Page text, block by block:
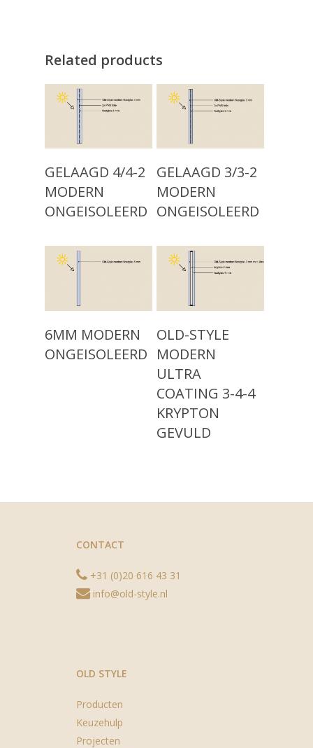
Related products
GELAAGD 4/4-2
MODERN
ONGEISOLEERD
GELAAGD 3/3-2
MODERN
ONGEISOLEERD
6MM MODERN
ONGEISOLEERD
OLD-STYLE
MODERN
ULTRA
COATING 3-4-4
KRYPTON
GEVULD
CONTACT
+31 (0)20 616 43 31
info@old-style.nl
OLD STYLE
Producten
Keuzehulp
Projecten
Producten
Monumentaal
(voor 1920)
Klassiek Isolatieglas
1960)
Nieuw: Vacuümglas
Keuzehulp
Projecten
Contact